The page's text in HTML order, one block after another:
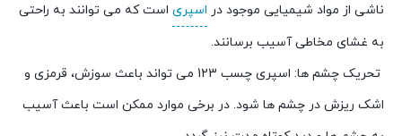
ناشی از مواد شیمیایی موجود در اسپری است که می توانند به راحتی
به غشای مخاطی آسیب برسانند.
تحریک چشم ها: اسپری چسب 123 می تواند باعث سوزش، قرمزی و
اشک ریزش در چشم ها شود. در برخی موارد ممکن است باعث آسیب